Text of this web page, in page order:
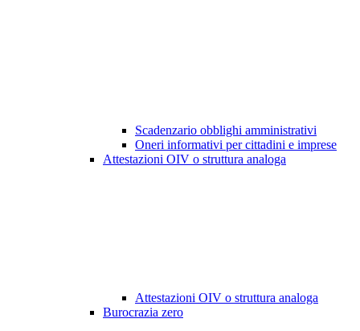
Scadenzario obblighi amministrativi
Oneri informativi per cittadini e imprese
Attestazioni OIV o struttura analoga
Attestazioni OIV o struttura analoga
Burocrazia zero